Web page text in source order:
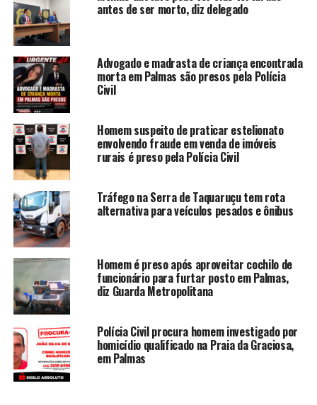
antes de ser morto, diz delegado
Advogado e madrasta de criança encontrada
morta em Palmas são presos pela Polícia
Civil
Homem suspeito de praticar estelionato
envolvendo fraude em venda de imóveis
rurais é preso pela Polícia Civil
Tráfego na Serra de Taquaruçu tem rota
alternativa para veículos pesados e ônibus
Homem é preso após aproveitar cochilo de
funcionário para furtar posto em Palmas,
diz Guarda Metropolitana
Polícia Civil procura homem investigado por
homicídio qualificado na Praia da Graciosa,
em Palmas